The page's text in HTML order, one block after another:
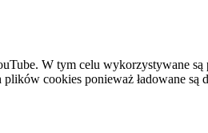
W tym celu wykorzystywane
cookies ponieważ ładowane